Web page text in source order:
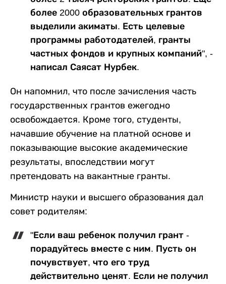
более 2000 образовательных грантов
выделили акиматы. Есть целевые
программы работодателей, гранты
частных фондов и крупных компаний", -
написал Саясат Нурбек.
Он напомнил, что после зачисления часть
государственных грантов ежегодно
освобождается. Кроме того, студенты,
начавшие обучение на платной основе и
показывающие высокие академические
результаты, впоследствии могут
претендовать на вакантные гранты.
Министр науки и высшего образования дал
совет родителям:
"Если ваш ребенок получил грант -
порадуйтесь вместе с ним. Пусть он
почувствует, что его труд
действительно ценят. Если не получил